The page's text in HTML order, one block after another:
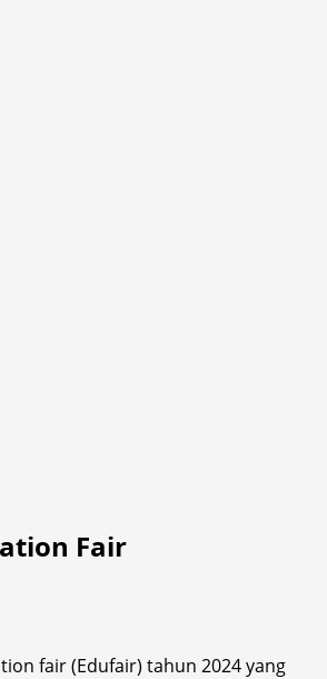
Fair
fair (Edufair) tahun 2024 yang